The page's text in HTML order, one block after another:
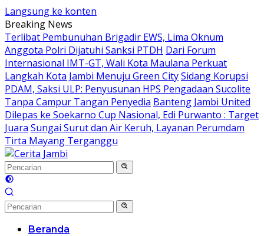
Langsung ke konten
Breaking News
Terlibat Pembunuhan Brigadir EWS, Lima Oknum
Anggota Polri Dijatuhi Sanksi PTDH Dari Forum
Internasional IMT-GT, Wali Kota Maulana Perkuat
Langkah Kota Jambi Menuju Green CitySidang Korupsi
PDAM, Saksi ULP: Penyusunan HPS Pengadaan Sucolite
Tanpa Campur Tangan Penyedia Banteng Jambi United
Dilepas ke Soekarno Cup Nasional, Edi Purwanto : Target
Juara Sungai Surut dan Air Keruh, Layanan Perumdam
Tirta Mayang Terganggu
Beranda